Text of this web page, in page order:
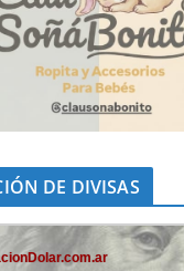
DE DIVISAS